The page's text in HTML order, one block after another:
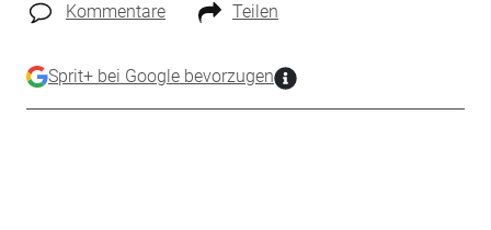
Kommentare Teilen
Sprit+ bei Google bevorzugen